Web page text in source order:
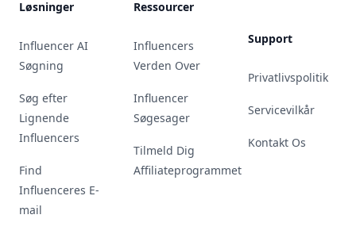
Løsninger
Influencer AI
Søgning
Søg efter
Lignende
Influencers
Find
Influenceres E-
mail
Ressourcer
Influencers
Verden Over
Influencer
Søgesager
Tilmeld Dig
Affiliateprogrammet
Support
Privatlivspolitik
Servicevilkår
Kontakt Os